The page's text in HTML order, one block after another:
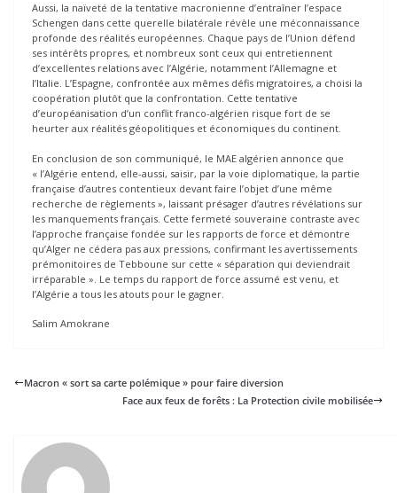
Aussi, la naïveté de la tentative macronienne d’entraîner l’espace
Schengen dans cette querelle bilatérale révèle une méconnaissance
profonde des réalités européennes. Chaque pays de l’Union défend
ses intérêts propres, et nombreux sont ceux qui entretiennent
d’excellentes relations avec l’Algérie, notamment l’Allemagne et
l’Italie. L’Espagne, confrontée aux mêmes défis migratoires, a choisi la
coopération plutôt que la confrontation. Cette tentative
d’européanisation d’un conflit franco-algérien risque fort de se
heurter aux réalités géopolitiques et économiques du continent.
En conclusion de son communiqué, le MAE algérien annonce que
« l’Algérie entend, elle-aussi, saisir, par la voie diplomatique, la partie
française d’autres contentieux devant faire l’objet d’une même
recherche de règlements », laissant présager d’autres révélations sur
les manquements français. Cette fermeté souveraine contraste avec
l’approche française fondée sur les rapports de force et démontre
qu’Alger ne cédera pas aux pressions, confirmant les avertissements
prémonitoires de Tebboune sur cette « séparation qui deviendrait
irréparable ». Le temps du rapport de force assumé est venu, et
l’Algérie a tous les atouts pour le gagner.
Salim Amokrane
Macron « sort sa carte polémique » pour faire diversion
Face aux feux de forêts : La Protection civile mobilisée